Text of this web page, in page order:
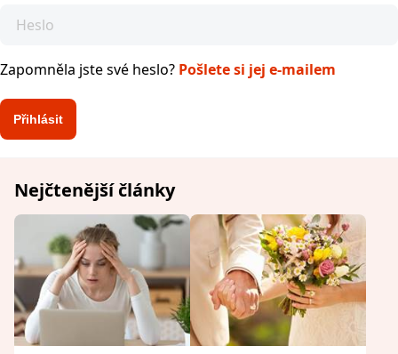
Zapomněla jste své heslo? Pošlete si jej e-mailem
Nejčtenější články